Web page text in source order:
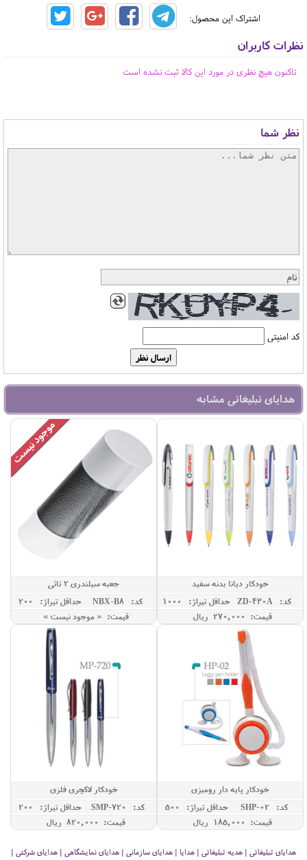
اشتراک این محصول:
نظرات کاربران
تاکنون هیچ نظری در مورد این کالا ثبت نشده است
نظر شما
کد امنیتی
هدایای تبلیغاتی مشابه
خودکار دیانا بدنه سفید
کد: ZD-430A
حداقل تيراژ: 1000
قیمت: 270,000 ريال
جعبه سیلندری 2 تائی
کد: NBX-B8
حداقل تيراژ: 200
قیمت: « موجود نیست »
خودکار پایه دار رومیزی
کد: SHP-02
حداقل تيراژ: 500
قیمت: 185,000 ريال
خودکار لاکچری فلزی
کد: SMP-720
حداقل تيراژ: 200
قیمت: 820,000 ريال
هدایای تبلیغاتی | هدیه تبلیغاتی | هدایا | هدایای سازمانی | هدایای نمایشگاهی | هدایای شرکتی |